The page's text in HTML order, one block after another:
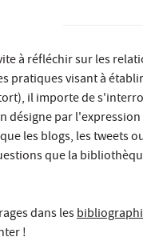
à réfléchir sur les
pratiques visant à
il importe de
désigne par
les blogs, les tweets
que la
dans les
!